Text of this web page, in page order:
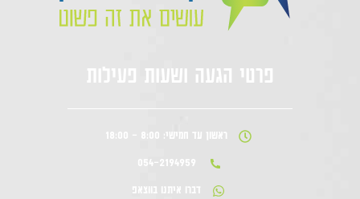
פרטי הגעה ושעות פעילות
ראשון עד חמישי: 8:00 - 18:00
054-2194959
דברו איתנו בווצאפ